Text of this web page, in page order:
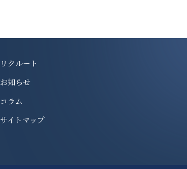
リクルート
お知らせ
コラム
サイトマップ